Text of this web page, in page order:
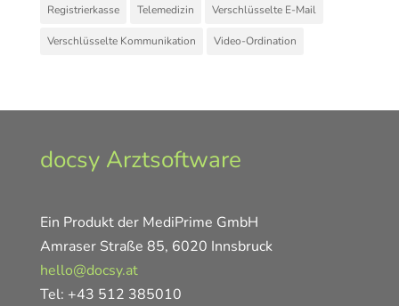
Registrierkasse Telemedizin Verschlüsselte E-Mail
Verschlüsselte Kommunikation Video-Ordination
docsy Arztsoftware
Ein Produkt der MediPrime GmbH
Amraser Straße 85, 6020 Innsbruck
hello@docsy.at
Tel: +43 512 385010